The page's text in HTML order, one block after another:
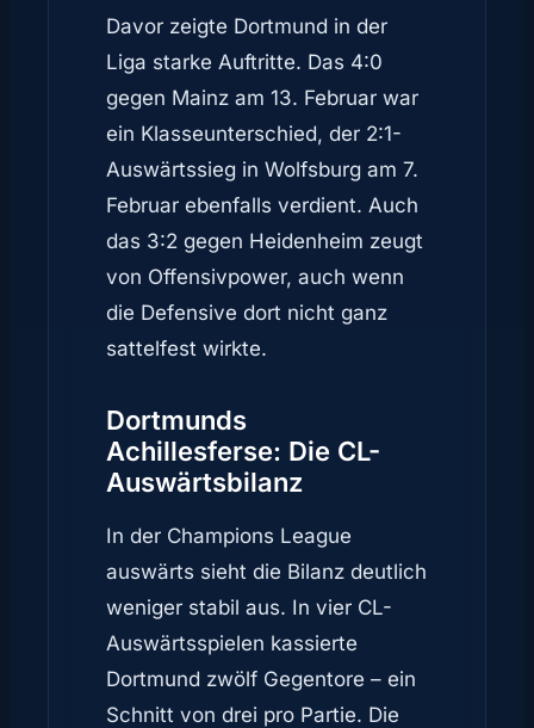
Davor zeigte Dortmund in der
Liga starke Auftritte. Das 4:0
gegen Mainz am 13. Februar war
ein Klasseunterschied, der 2:1-
Auswärtssieg in Wolfsburg am 7.
Februar ebenfalls verdient. Auch
das 3:2 gegen Heidenheim zeugt
von Offensivpower, auch wenn
die Defensive dort nicht ganz
sattelfest wirkte.
Dortmunds
Achillesferse: Die CL-
Auswärtsbilanz
In der Champions League
auswärts sieht die Bilanz deutlich
weniger stabil aus. In vier CL-
Auswärtsspielen kassierte
Dortmund zwölf Gegentore – ein
Schnitt von drei pro Partie. Die